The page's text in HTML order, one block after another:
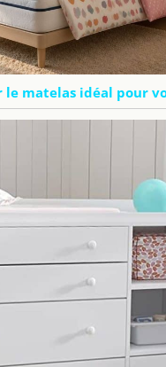
le matelas idéal pour